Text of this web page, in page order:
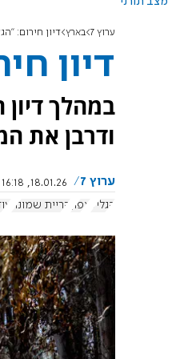
ערוץ 7 בארץ דיון חירום:
דיון
במהלך
ודרבן את
ערוץ 7
18.01.26, 16:18
הגליל
צפון קריית שמונה